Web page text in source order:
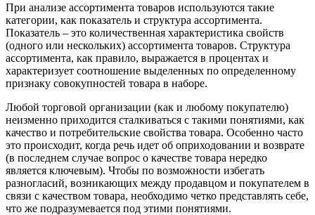
При анализе ассортимента товаров используются такие
категории, как показатель и структура ассортимента.
Показатель – это количественная характеристика свойств
(одного или нескольких) ассортимента товаров. Структура
ассортимента, как правило, выражается в процентах и
характеризует соотношение выделенных по определенному
признаку совокупностей товара в наборе.
Любой торговой организации (как и любому покупателю)
неизменно приходится сталкиваться с такими понятиями, как
качество и потребительские свойства товара. Особенно часто
это происходит, когда речь идет об оприходовании и возврате
(в последнем случае вопрос о качестве товара нередко
является ключевым). Чтобы по возможности избегать
разногласий, возникающих между продавцом и покупателем в
связи с качеством товара, необходимо четко представлять себе,
что же подразумевается под этими понятиями.